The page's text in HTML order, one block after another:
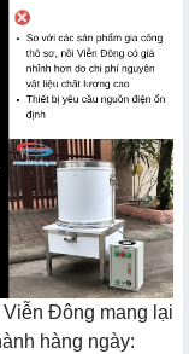
Đông mang lại
hàng ngày: